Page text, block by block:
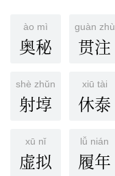
ào mì
奥秘
guàn zhù
贯注
shè zhǔn
射埻
xiū tài
休泰
xū nǐ
虚拟
lǚ nián
履年